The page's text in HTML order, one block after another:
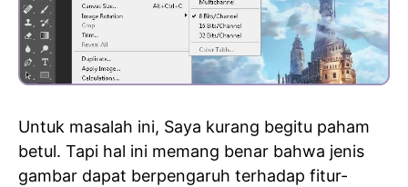
Untuk masalah ini, Saya kurang begitu paham
betul. Tapi hal ini memang benar bahwa jenis
gambar dapat berpengaruh terhadap fitur-